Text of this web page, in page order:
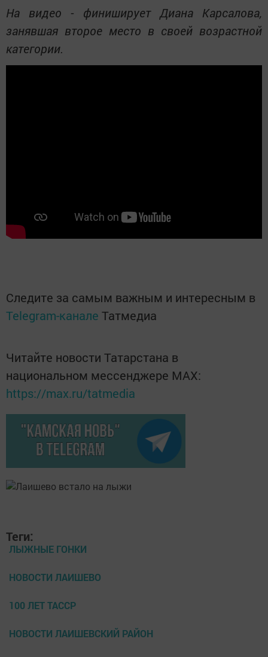
На видео - финиширует Диана Карсалова,
занявшая второе место в своей возрастной
категории.
Следите за самым важным и интересным в
Telegram-канале Татмедиа
Читайте новости Татарстана в
национальном мессенджере MАХ:
https://max.ru/tatmedia
Теги:
ЛЫЖНЫЕ ГОНКИ
НОВОСТИ ЛАИШЕВО
100 ЛЕТ ТАССР
НОВОСТИ ЛАИШЕВСКИЙ РАЙОН